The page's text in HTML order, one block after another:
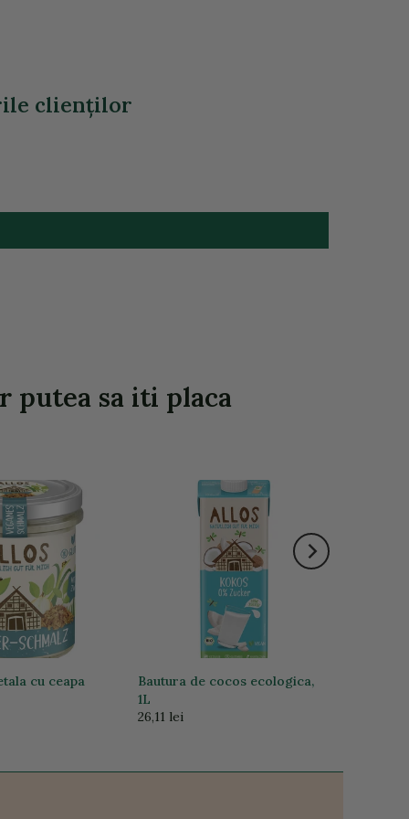
clienţilor
putea sa iti placa
cu ceapa
Bautura de cocos ecologica,
1L
26,11 lei